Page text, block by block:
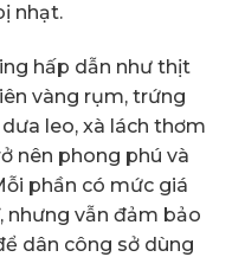
nhạt.
hấp dẫn như thịt
vàng rụm, trứng
leo, xà lách thơm
nên phong phú và
phần có mức giá
, nhưng vẫn đảm bảo
dân công sở dùng